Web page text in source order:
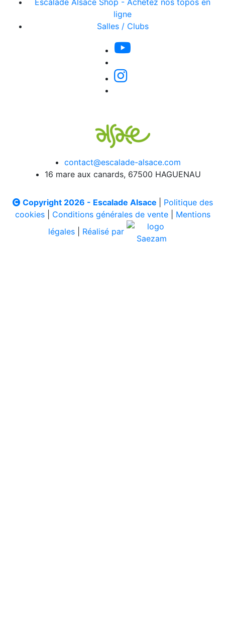
Escalade Alsace Shop - Achetez nos topos en
ligne
Salles / Clubs
contact@escalade-alsace.com
16 mare aux canards, 67500 HAGUENAU
Copyright 2026 - Escalade Alsace
Politique des
cookies| Conditions générales de vente| Mentions
légales
Réalisé par